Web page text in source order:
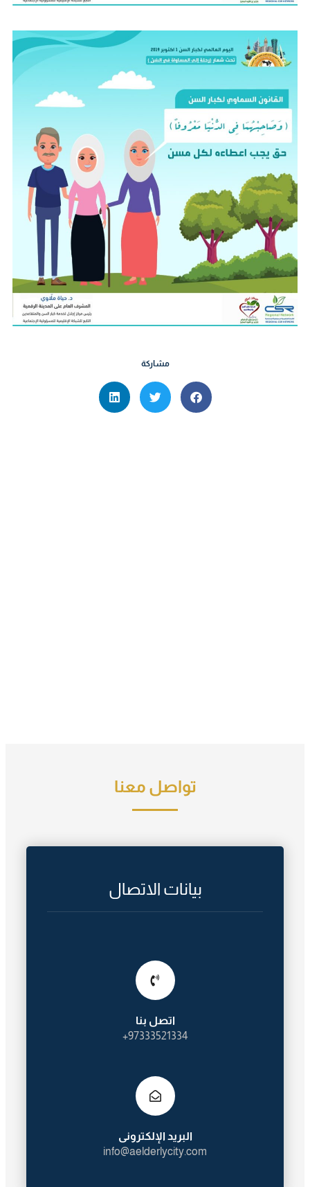
مشاركة
بيانات الاتصال
اتصل بنا
97333521334+
البريد الإلكترونى
info@aelderlycity.com
تواصل معنا